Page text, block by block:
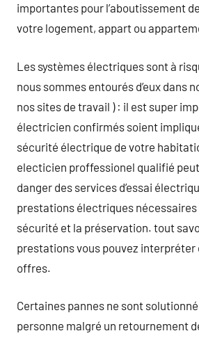
importantes pour l’aboutissement
votre logement, appart ou
Les systèmes électriques sont à
nous sommes entourés d’eux dans
nos sites de travail ) : il est super
électricien confirmés soient
sécurité électrique de votre
electicien proffessionel qualifié
danger des services d’essai
prestations électriques
sécurité et la préservation. tout
prestations vous pouvez interpréter
offres.
Certaines pannes ne sont
personne malgré un retournement